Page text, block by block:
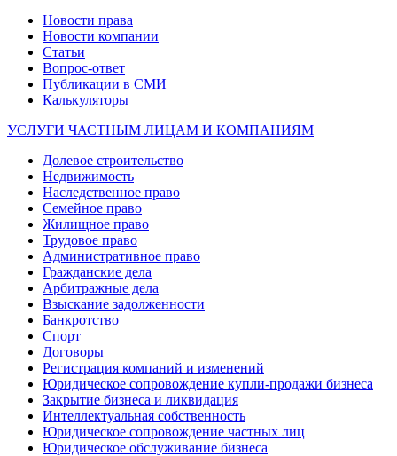
Новости права
Новости компании
Статьи
Вопрос-ответ
Публикации в СМИ
Калькуляторы
УСЛУГИ ЧАСТНЫМ ЛИЦАМ И КОМПАНИЯМ
Долевое строительство
Недвижимость
Наследственное право
Семейное право
Жилищное право
Трудовое право
Административное право
Гражданские дела
Арбитражные дела
Взыскание задолженности
Банкротство
Спорт
Договоры
Регистрация компаний и изменений
Юридическое сопровождение купли-продажи бизнеса
Закрытие бизнеса и ликвидация
Интеллектуальная собственность
Юридическое сопровождение частных лиц
Юридическое обслуживание бизнеса